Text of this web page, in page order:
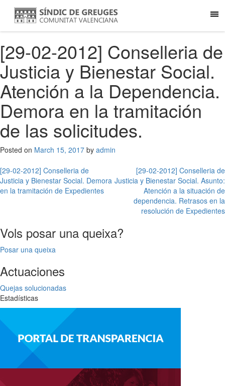
[29-02-2012] Conselleria de
Justicia y Bienestar Social.
Atención a la Dependencia.
Demora en la tramitación
de las solicitudes.
Posted on March 15, 2017 by admin
Post
navigation
[29-02-2012] Conselleria de
Justicia y Bienestar Social. Demora
en la tramitación de Expedientes
[29-02-2012] Conselleria de
Justicia y Bienestar Social. Asunto:
Atención a la situación de
dependencia. Retrasos en la
resolución de Expedientes
Vols posar una queixa?
Posar una queixa
Actuaciones
Quejas solucionadas
Estadísticas